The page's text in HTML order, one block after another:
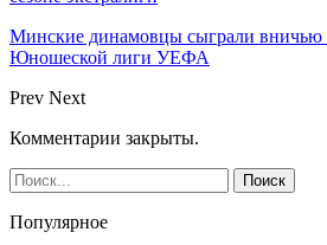
Минские динамовцы сыграли вничью
Юношеской лиги УЕФА
Prev Next
Комментарии закрыты.
Популярное